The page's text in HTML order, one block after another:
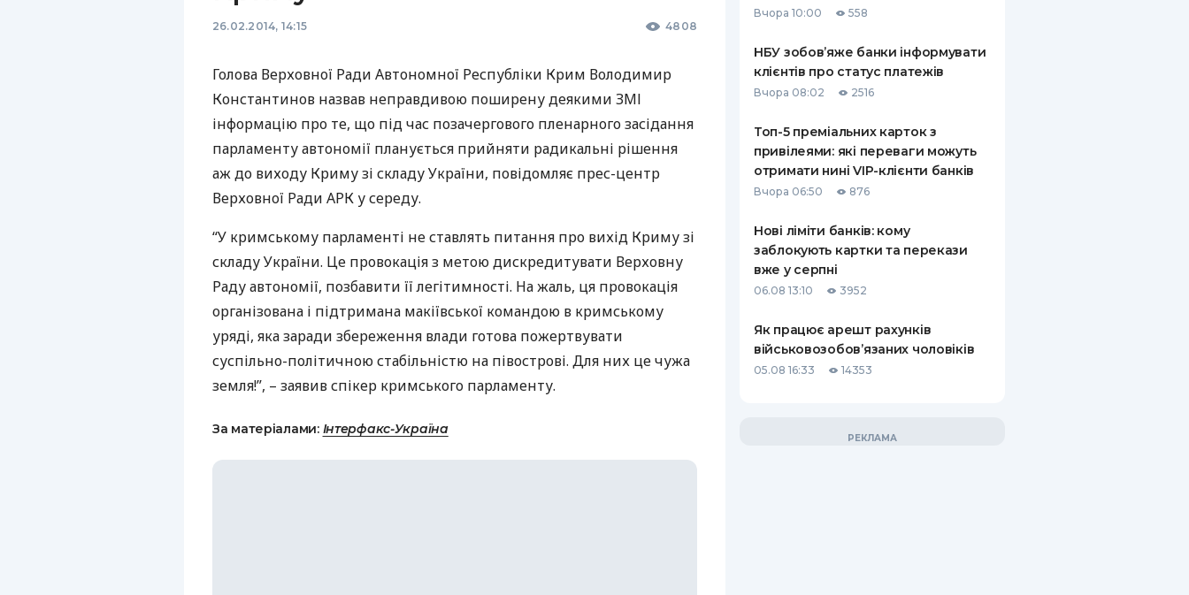
РЕЙТИНГ ДЕБЕТОВИХ
ЩОМІСЯЧНИЙ ОГЛЯД
КЕШБЕКУ
ПУТІВНИКИ ПО
БАНКІВСЬКИХ КАРТКАХ
СТРАХУВАННЮ
ВСІ СТРАХОВІ ПОЛІСИ
ВІДГУКИ ПРО СТРАХОВІ
КОМПАНІЇ
КОНТАКТИ
26.02.2014, 14:15 4808
Голова Верховної Ради Автономної Республіки Крим Володимир
Константинов назвав неправдивою поширену деякими ЗМІ
інформацію про те, що під час позачергового пленарного засідання
парламенту автономії планується прийняти радикальні рішення
аж до виходу Криму зі складу України, повідомляє прес-центр
Верховної Ради АРК у середу.
“У кримському парламенті не ставлять питання про вихід Криму зі
складу України. Це провокація з метою дискредитувати Верховну
Раду автономії, позбавити її легітимності. На жаль, ця провокація
організована і підтримана макіївської командою в кримському
уряді, яка заради збереження влади готова пожертвувати
суспільно-політичною стабільністю на півострові. Для них це чужа
земля!”, – заявив спікер кримського парламенту.
За матеріалами: Інтерфакс-Україна
Вчора 10:00 558
НБУ зобов’яже банки інформувати
клієнтів про статус платежів
Вчора 08:02 2516
Топ-5 преміальних карток з
привілеями: які переваги можуть
отримати нині VIP-клієнти банків
Вчора 06:50 876
Нові ліміти банків: кому
заблокують картки та перекази
вже у серпні
06.08 13:10 3952
Як працює арешт рахунків
військовозобов’язаних чоловіків
05.08 16:33 14353